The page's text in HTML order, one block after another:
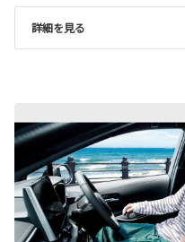
詳細を見る